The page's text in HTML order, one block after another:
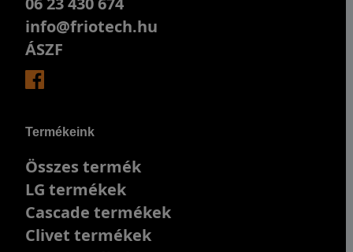
info@friotech.hu
ÁSZF
Termékeink
Összes termék
LG termékek
Cascade termékek
Clivet termékek